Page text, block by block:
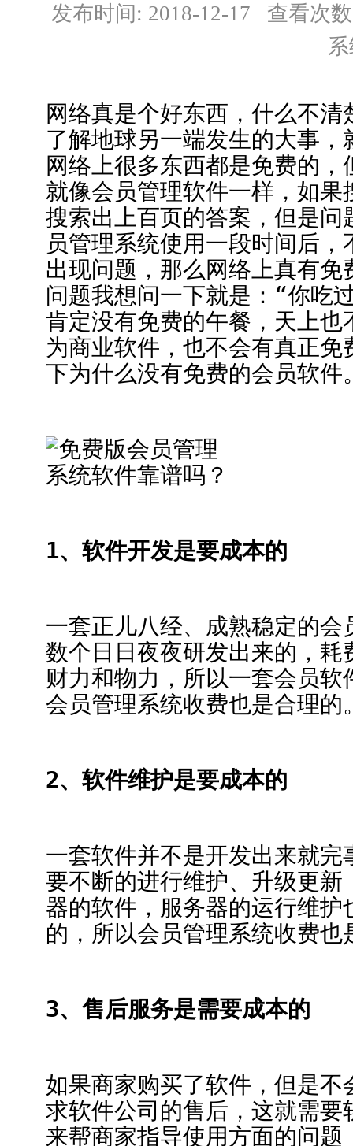
发布时间: 2018-12-17 查看次
网络真是个好东西，什么不
了解地球另一端发生的大事
网络上很多东西都是免费的
就像会员管理软件一样，如
搜索出上百页的答案，但是
员管理系统使用一段时间后
出现问题，那么网络上真有
问题我想问一下就是：“你吃
肯定没有免费的午餐，天上
为商业软件，也不会有真正
下为什么没有免费的会员软件
1、软件开发是要成本的
一套正儿八经、成熟稳定的
数个日日夜夜研发出来的，
财力和物力，所以一套会员
会员管理系统收费也是合理的
2、软件维护是要成本的
一套软件并不是开发出来就
要不断的进行维护、升级更
器的软件，服务器的运行维
的，所以会员管理系统收费也
3、售后服务是需要成本的
如果商家购买了软件，但是
求软件公司的售后，这就需
来帮商家指导使用方面的问